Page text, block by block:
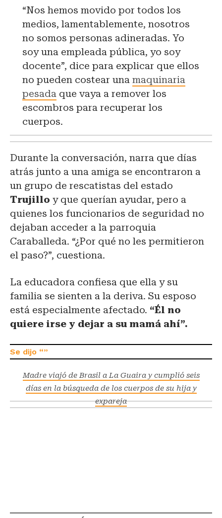
“Nos hemos movido por todos los
medios, lamentablemente, nosotros
no somos personas adineradas. Yo
soy una empleada pública, yo soy
docente”, dice para explicar que ellos
no pueden costear una maquinaria
pesada que vaya a remover los
escombros para recuperar los
cuerpos.
Durante la conversación, narra que días
atrás junto a una amiga se encontraron a
un grupo de rescatistas del estado
Trujillo y que querían ayudar, pero a
quienes los funcionarios de seguridad no
dejaban acceder a la parroquia
Caraballeda. “¿Por qué no les permitieron
el paso?”, cuestiona.
La educadora confiesa que ella y su
familia se sienten a la deriva. Su esposo
está especialmente afectado. “Él no
quiere irse y dejar a su mamá ahí”.
Madre viajó de Brasil a La Guaira y cumplió seis
días en la búsqueda de los cuerpos de su hija y
expareja